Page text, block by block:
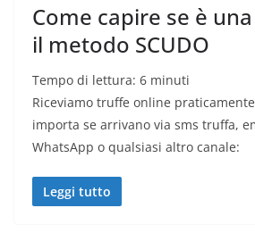
Come capire se è
il metodo SCUDO
Tempo di lettura: 6 minuti
Riceviamo truffe online
importa se arrivano via sms truffa,
WhatsApp o qualsiasi altro canale:
Leggi tutto